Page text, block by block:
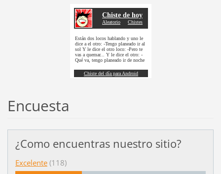
Encuesta
¿Como encuentras nuestro sitio?
Excelente (118)